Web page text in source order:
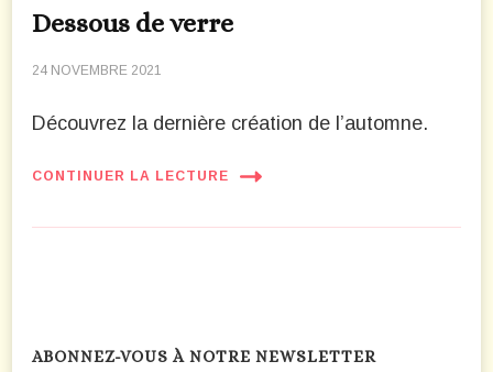
Dessous de verre
24 NOVEMBRE 2021
Découvrez la dernière création de l’automne.
CONTINUER LA LECTURE
ABONNEZ-VOUS À NOTRE NEWSLETTER